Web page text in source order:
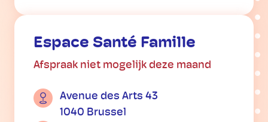
Espace Santé Famille
Afspraak niet mogelijk deze maand
Avenue des Arts 43
1040 Brussel